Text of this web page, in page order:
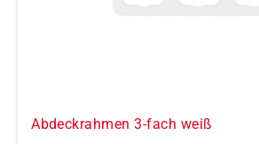
Abdeckrahmen 3-fach weiß